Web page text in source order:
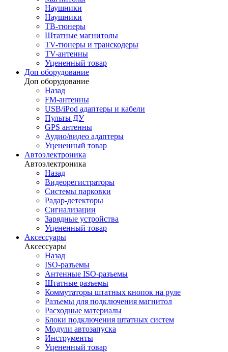
Наушники
Наушники
ТВ-тюнеры
Штатные магнитолы
TV-тюнеры и транскодеры
TV-антенны
Уцененный товар
Доп оборудование
Доп оборудование
Назад
FM-антенны
USB/iPod адаптеры и кабели
Пульты ДУ
GPS антенны
Аудио/видео адаптеры
Уцененный товар
Автоэлектроника
Автоэлектроника
Назад
Видеорегистраторы
Системы парковки
Радар-детекторы
Сигнализации
Зарядные устройства
Уцененный товар
Аксессуары
Аксессуары
Назад
ISO-разъемы
Антенные ISO-разъемы
Штатные разъемы
Коммутаторы штатных кнопок на руле
Разъемы для подключения магнитол
Расходные материалы
Блоки подключения штатных систем
Модули автозапуска
Инструменты
Уцененный товар